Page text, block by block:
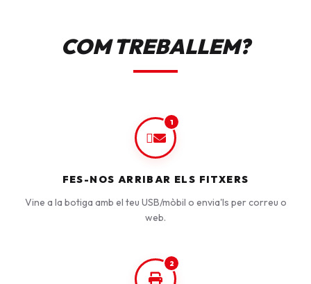
COM TREBALLEM?
1
FES-NOS ARRIBAR ELS FITXERS
Vine a la botiga amb el teu USB/mòbil o envia'ls per correu o
web.
2